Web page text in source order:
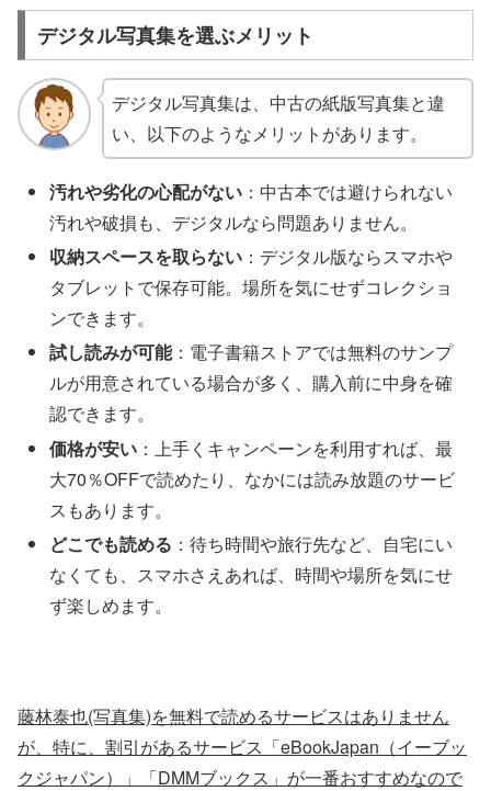
デジタル写真集を選ぶメリット
デジタル写真集は、中古の紙版写真集と違
い、以下のようなメリットがあります。
汚れや劣化の心配がない ：中古本では避けられない
汚れや破損も、デジタルなら問題ありません。
収納スペースを取らない ：デジタル版ならスマホや
タブレットで保存可能。場所を気にせずコレクショ
ンできます。
試し読みが可能：電子書籍ストアでは無料のサンプ
ルが用意されている場合が多く、購入前に中身を確
認できます。
価格が安い ：上手くキャンペーンを利用すれば、最
大70％OFFで読めたり、なかには読み放題のサービ
スもあります。
どこでも読める ：待ち時間や旅行先など、自宅にい
なくても、スマホさえあれば、時間や場所を気にせ
ず楽しめます。
藤林泰也(写真集)を無料で読めるサービスはありません
が、特に、割引があるサービス「eBookJapan（イーブッ
クジャパン）」「DMMブックス」が一番おすすめなので